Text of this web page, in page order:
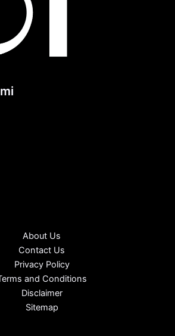
About Us
Contact Us
Privacy Policy
and Conditions
Disclaimer
Sitemap